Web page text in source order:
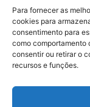
Para fornecer as
cookies para
consentimento para
como comportamento
consentir ou retirar o
recursos e funções.